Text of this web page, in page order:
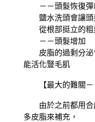
－－頭髮恢復彈
鹽水洗頭會讓頭
從根部挺立的粗
－－頭髮增加
皮脂的過剩分泌
能活化豎毛肌
【最大的難關－
由於之前都用合
多皮脂來補充，